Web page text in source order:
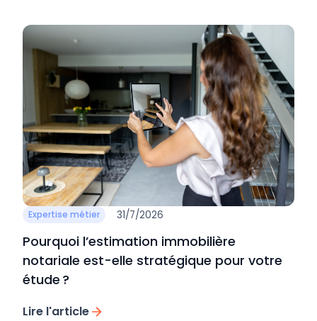
Expertise métier 31/7/2026
Pourquoi l’estimation immobilière
notariale est-elle stratégique pour votre
étude ?
Lire l'article